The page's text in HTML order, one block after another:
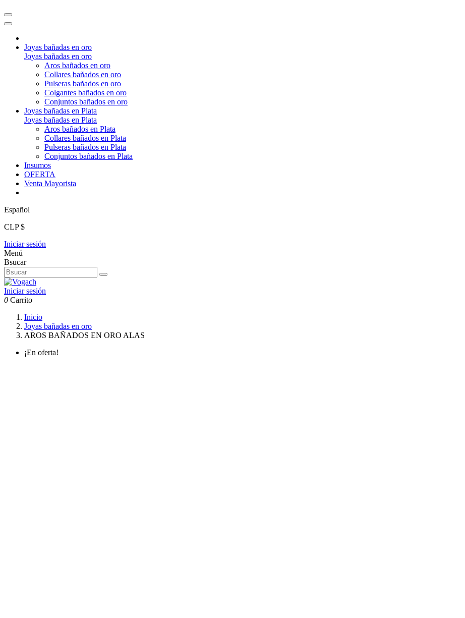
Joyas bañadas en oro
Joyas bañadas en oro
Aros bañados en oro
Collares bañados en oro
Pulseras bañados en oro
Colgantes bañados en oro
Conjuntos bañados en oro
Joyas bañadas en Plata
Joyas bañadas en Plata
Aros bañados en Plata
Collares bañados en Plata
Pulseras bañados en Plata
Conjuntos bañados en Plata
Insumos
OFERTA
Venta Mayorista
Español
CLP $
Iniciar sesión
Menú
Bsucar
Iniciar sesión
0 Carrito
Inicio
Joyas bañadas en oro
AROS BAÑADOS EN ORO ALAS
¡En oferta!